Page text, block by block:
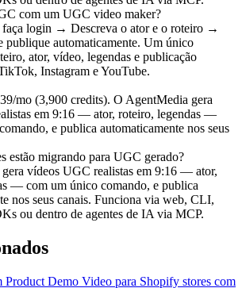
com um UGC video maker?
login → Descreva o ator e o roteiro →
publique automaticamente. Um único
ator, vídeo, legendas e publicação
Instagram e YouTube.
mo (3,900 credits). O AgentMedia gera
em 9:16 — ator, roteiro, legendas —
e publica automaticamente nos seus
estão migrando para UGC gerado?
vídeos UGC realistas em 9:16 — ator,
— com um único comando, e publica
nos seus canais. Funciona via web, CLI,
ou dentro de agentes de IA via MCP.
Product Demo Video para Shopify stores com